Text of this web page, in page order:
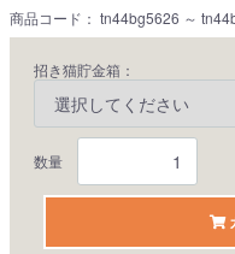
商品コード： tn44bg5626 ～
招き猫貯金箱：
数量